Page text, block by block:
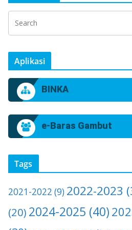
Aplikasi
BINKA
e-Baras Gambut
Tags
2021-2022 (9) 2022-2023
(20) 2024-2025 (40)